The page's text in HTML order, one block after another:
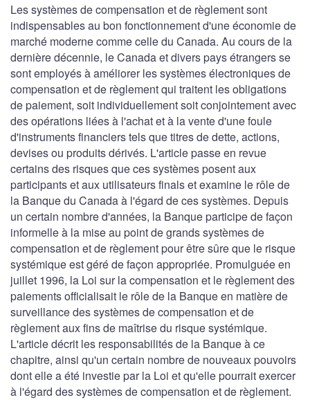
Les systèmes de compensation et de règlement sont
indispensables au bon fonctionnement d'une économie de
marché moderne comme celle du Canada. Au cours de la
dernière décennie, le Canada et divers pays étrangers se
sont employés à améliorer les systèmes électroniques de
compensation et de règlement qui traitent les obligations
de paiement, soit individuellement soit conjointement avec
des opérations liées à l'achat et à la vente d'une foule
d'instruments financiers tels que titres de dette, actions,
devises ou produits dérivés. L'article passe en revue
certains des risques que ces systèmes posent aux
participants et aux utilisateurs finals et examine le rôle de
la Banque du Canada à l'égard de ces systèmes. Depuis
un certain nombre d'années, la Banque participe de façon
informelle à la mise au point de grands systèmes de
compensation et de règlement pour être sûre que le risque
systémique est géré de façon appropriée. Promulguée en
juillet 1996, la Loi sur la compensation et le règlement des
paiements officialisait le rôle de la Banque en matière de
surveillance des systèmes de compensation et de
règlement aux fins de maîtrise du risque systémique.
L'article décrit les responsabilités de la Banque à ce
chapitre, ainsi qu'un certain nombre de nouveaux pouvoirs
dont elle a été investie par la Loi et qu'elle pourrait exercer
à l'égard des systèmes de compensation et de règlement.